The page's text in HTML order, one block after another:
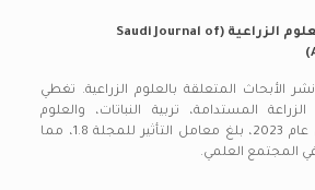
المجلة السعودية للعلوم الزراعية (Saudi Journal of
الأبحاث المتعلقة بالعلوم الزراعية. تغطي
المستدامة، تربية النباتات، والعلوم
: في عام 2023، بلغ معامل التأثير للمجلة 1.8، مما
المجتمع العلمي.